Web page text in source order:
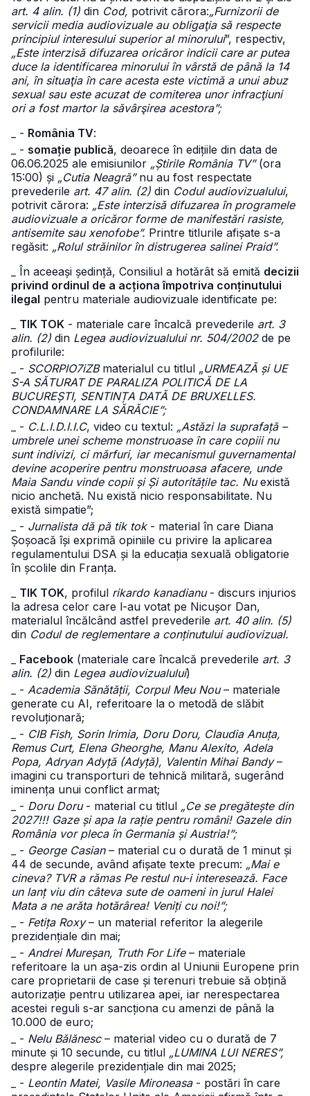
art. 4 alin. (1) din Cod, potrivit cărora:„Furnizorii de
servicii media audiovizuale au obligaţia să respecte
principiul interesului superior al minorului”, respectiv,
„Este interzisă difuzarea oricăror indicii care ar putea
duce la identificarea minorului în vârstă de până la 14
ani, în situaţia în care acesta este victimă a unui abuz
sexual sau este acuzat de comiterea unor infracţiuni
ori a fost martor la săvârşirea acestora”;
_ - România TV:
_ - somație publică, deoarece în edițiile din data de
06.06.2025 ale emisiunilor „Știrile România TV”(ora
15:00) și „Cutia Neagră”nu au fost respectate
prevederile art. 47 alin. (2) din Codul audiovizualului,
potrivit cărora: „Este interzisă difuzarea în programele
audiovizuale a oricăror forme de manifestări rasiste,
antisemite sau xenofobe”. Printre titlurile afișate s-a
regăsit: „Rolul străinilor în distrugerea salinei Praid”.
_ În aceeași ședință, Consiliul a hotărât să emită decizii
privind ordinul de a acționa împotriva conținutului
ilegal pentru materiale audiovizuale identificate pe:
TIK TOK - materiale care încalcă prevederile art. 3
alin. (2) din Legea audiovizualului nr. 504/2002de pe
profilurile:
_ - SCORPIO7iZBmaterialul cu titlul „URMEAZĂ și UE
S-A SĂTURAT DE PARALIZA POLITICĂ DE LA
BUCUREȘTI, SENTINȚA DATĂ DE BRUXELLES.
CONDAMNARE LA SĂRĂCIE”;
_ - C.L.I.D.I.I.C, video cu textul: „Astăzi la suprafață –
umbrele unei scheme monstruoase în care copiii nu
sunt indivizi, ci mărfuri, iar mecanismul guvernamental
devine acoperire pentru monstruoasa afacere, unde
Maia Sandu vinde copii și Și autoritățile tac. Nuexistă
nicio anchetă. Nu există nicio responsabilitate. Nu
există simpatie”;
_ - Jurnalista dă pă tik tok- material în care Diana
Șoșoacă își exprimă opiniile cu privire la aplicarea
regulamentului DSA și la educația sexuală obligatorie
în școlile din Franța.
TIK TOK, profilul rikardo kanadianu- discurs injurios
la adresa celor care l-au votat pe Nicușor Dan,
materialul încălcând astfel prevederile art. 40 alin. (5)
din Codul de reglementare a conținutului audiovizual.
Facebook (materiale care încalcă prevederile art. 3
alin. (2) din Legea audiovizualului)
_ - Academia Sănătății, Corpul Meu Nou– materiale
generate cu AI, referitoare la o metodă de slăbit
revoluționară;
_ - CIB Fish, Sorin Irimia, Doru Doru, Claudia Anuța,
Remus Curt, Elena Gheorghe, Manu Alexito, Adela
Popa, Adryan Adyță (Adyță), Valentin Mihai Bandy–
imagini cu transporturi de tehnică militară, sugerând
iminența unui conflict armat;
_ - Doru Doru- material cu titlul „Ce se pregătește din
2027!!! Gaze și apa la rație pentru români! Gazele din
România vor pleca în Germania și Austria!”;
_ - George Casian– material cu o durată de 1 minut și
44 de secunde, având afișate texte precum: „Mai e
cineva? TVR a rămas Pe restul nu-i interesează. Face
un lanț viu din câteva sute de oameni in jurul Halei
Mata a ne arăta hotărârea! Veniți cu noi!”;
_ - Fetița Roxy– un material referitor la alegerile
prezidențiale din mai;
_ - Andrei Mureșan, Truth For Life– materiale
referitoare la un așa-zis ordin al Uniunii Europene prin
care proprietarii de case și terenuri trebuie să obțină
autorizație pentru utilizarea apei, iar nerespectarea
acestei reguli s-ar sancționa cu amenzi de până la
10.000 de euro;
_ - Nelu Bălănesc– material video cu o durată de 7
minute și 10 secunde, cu titlul „LUMINA LUI NERES”,
despre alegerile prezidențiale din mai 2025;
_ - Leontin Matei, Vasile Mironeasa- postări în care